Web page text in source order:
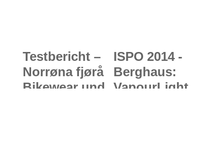
Testbericht –
Norrøna fjørå
Bikewear und
ISPO 2014 -
Berghaus:
VapourLight